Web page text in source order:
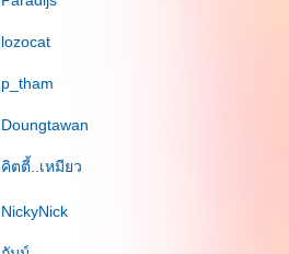
lozocat
p_tham
Doungtawan
คิตตี้..เหมียว
NickyNick